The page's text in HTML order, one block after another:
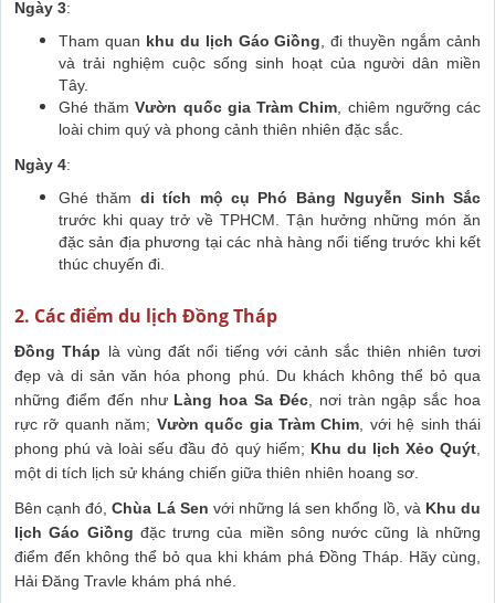
Ngày 3:
Tham quan khu du lịch Gáo Giồng, đi thuyền ngắm cảnh
và trải nghiệm cuộc sống sinh hoạt của người dân miền
Tây.
Ghé thămVườn quốc gia Tràm Chim, chiêm ngưỡng các
loài chim quý và phong cảnh thiên nhiên đặc sắc.
Ngày 4:
Ghé thăm di tích mộ cụ Phó Bảng Nguyễn Sinh Sắc
trước khi quay trở về TPHCM. Tận hưởng những món ăn
đặc sản địa phương tại các nhà hàng nổi tiếng trước khi kết
thúc chuyến đi.
2. Các điểm du lịch Đồng Tháp
Đồng Tháp là vùng đất nổi tiếng với cảnh sắc thiên nhiên tươi
đẹp và di sản văn hóa phong phú. Du khách không thể bỏ qua
những điểm đến như Làng hoa Sa Đéc, nơi tràn ngập sắc hoa
rực rỡ quanh năm; Vườn quốc gia Tràm Chim, với hệ sinh thái
phong phú và loài sếu đầu đỏ quý hiếm; Khu du lịch Xẻo Quýt,
một di tích lịch sử kháng chiến giữa thiên nhiên hoang sơ.
Bên cạnh đó,Chùa Lá Sen với những lá sen khổng lồ, và Khu du
lịch Gáo Giồng đặc trưng của miền sông nước cũng là những
điểm đến không thể bỏ qua khi khám phá Đồng Tháp. Hãy cùng,
Hải Đăng Travle khám phá nhé.